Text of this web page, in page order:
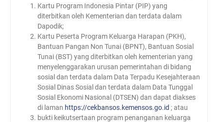
Kartu Program Indonesia Pintar (PIP) yang
diterbitkan oleh Kementerian dan terdata dalam
Dapodik;
Kartu Peserta Program Keluarga Harapan (PKH),
Bantuan Pangan Non Tunai (BPNT), Bantuan Sosial
Tunai (BST) yang diterbitkan oleh kementerian yang
menyelenggarakan urusan pemerintahan di bidang
sosial dan terdata dalam Data Terpadu Kesejahteraan
Sosial Dinas Sosial dan terdata dalam Data Tunggal
Sosial Ekonomi Nasional (DTSEN) dan dapat diakses
di laman https://cekbansos.kemensos.go.id ; atau
bukti keikutsertaan program penanganan keluarga